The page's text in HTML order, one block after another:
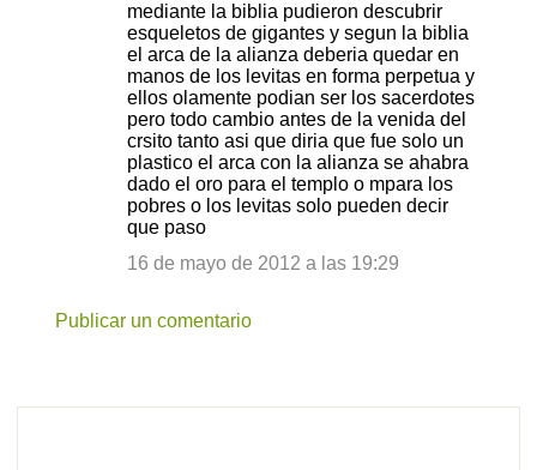
mediante la biblia pudieron descubrir
esqueletos de gigantes y segun la biblia
el arca de la alianza deberia quedar en
manos de los levitas en forma perpetua y
ellos olamente podian ser los sacerdotes
pero todo cambio antes de la venida del
crsito tanto asi que diria que fue solo un
plastico el arca con la alianza se ahabra
dado el oro para el templo o mpara los
pobres o los levitas solo pueden decir
que paso
16 de mayo de 2012 a las 19:29
Publicar un comentario